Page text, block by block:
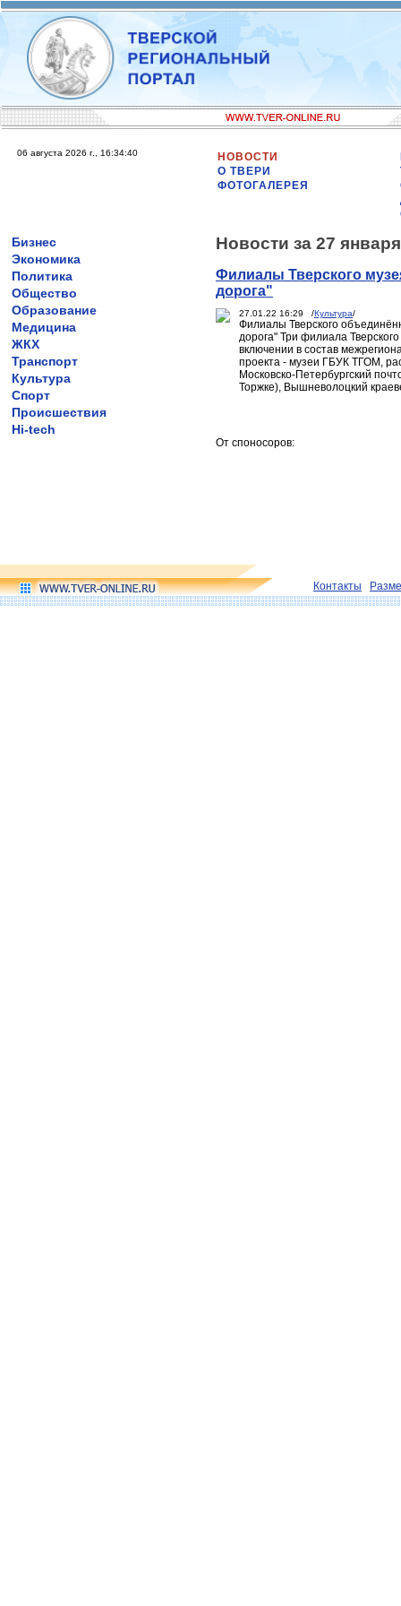
06 августа 2026 г., 16:34:40
НОВОСТИ
О ТВЕРИ
ФОТОГАЛЕРЕЯ
Бизнес
Экономика
Политика
Общество
Образование
Медицина
ЖКХ
Транспорт
Культура
Спорт
Происшествия
Hi-tech
Новости за 27
Филиалы Тверского
дорога"
27.01.22 16:29 /Культура/
Филиалы Тверского
дорога" Три филиала
включении в состав
проекта - музеи ГБУК ТГОМ,
Московско-Петербургский
Торжке), Вышневолоцкий
От споносоров:
Контакты